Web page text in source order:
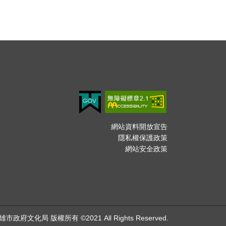
網站資料開放宣告
隱私權保護政策
網站安全政策
市政府文化局 版權所有 ©2021 All Rights Reserved.